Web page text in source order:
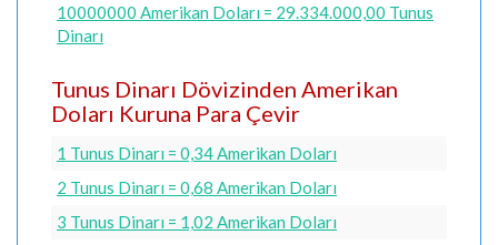
10000000 Amerikan Doları = 29.334.000,00 Tunus
Dinarı
Tunus Dinarı Dövizinden Amerikan
Doları Kuruna Para Çevir
1 Tunus Dinarı = 0,34 Amerikan Doları
2 Tunus Dinarı = 0,68 Amerikan Doları
3 Tunus Dinarı = 1,02 Amerikan Doları